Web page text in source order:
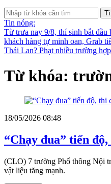
Tin nóng:
Từ trưa nay 9/8, thí sinh bắt đầu
khách hàng tự minh oan, Grab
Thái Lan? Phạt nhiều trường
Từ khóa:
18/05/2026 08:48
“Chạy đua” tiến
(CLO) 7 trường Phổ thông Nội
vật liệu tăng mạnh.